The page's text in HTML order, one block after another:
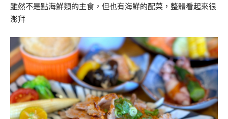
雖然不是點海鮮類的主食，但也有海鮮的配菜，整體看起來很
澎拜